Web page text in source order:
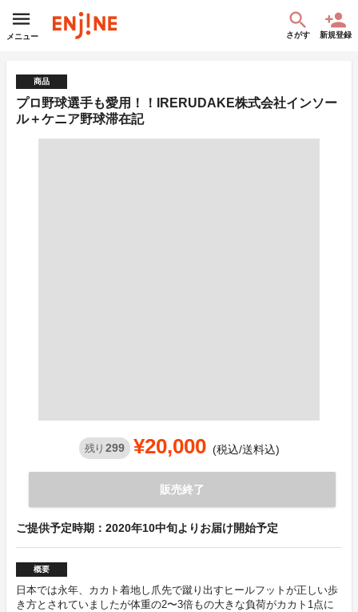
メニュー さがす 新規登録
商品
プロ野球選手も愛用！！IRERUDAKE株式会社インソー
ル＋ケニア野球滞在記
残り 299 ¥20,000 (税込/送料込)
販売終了
ご提供予定時期：2020年10中旬よりお届け開始予定
概要
日本では永年、カカト着地し爪先で蹴り出すヒールフットが正しい歩
き方とされていましたが体重の2〜3倍もの大きな負荷がカカト1点に